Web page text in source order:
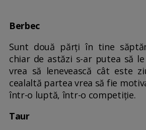
Berbec
Sunt două părți în tine
chiar de astăzi s-ar putea să
vrea să lenevească cât este
cealaltă partea vrea să fie
într-o luptă, într-o competiție.
Taur